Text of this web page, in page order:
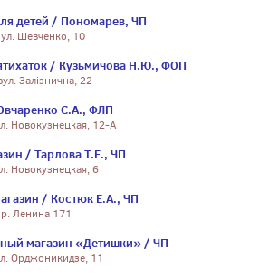
детей / Пономарев, ЧП
Шевченко, 10
/ Кузьмичова Н.Ю., ФОП
Залізнична, 22
С.А., ФЛП
Новокузнецкая, 12-А
/ Тарлова Т.Е., ЧП
Новокузнецкая, 6
/ Костюк Е.А., ЧП
Ленина 171
магазин «Детишки» / ЧП
Орджоникидзе, 11